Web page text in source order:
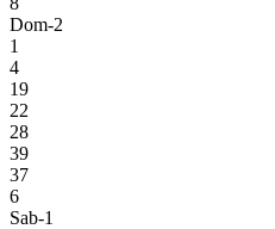
Dom-2
1
4
19
22
28
39
37
6
Sab-1